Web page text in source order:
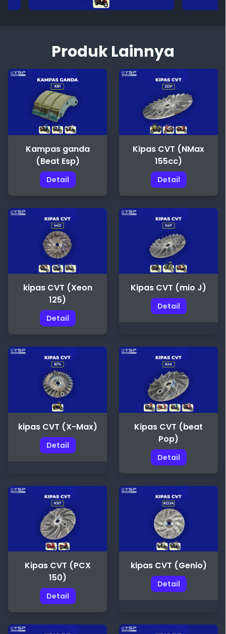
Produk Lainnya
Kampas ganda
(Beat Esp)
Detail
Kipas CVT (NMax
155cc)
Detail
kipas CVT (Xeon
125)
Detail
Kipas CVT (mio J)
Detail
kipas CVT (X-Max)
Detail
Kipas CVT (beat
Pop)
Detail
Kipas CVT (PCX
150)
Detail
kipas CVT (Genio)
Detail